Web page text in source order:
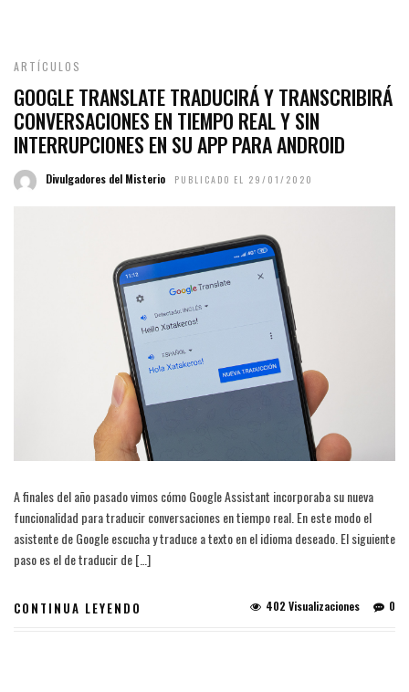
ARTÍCULOS
GOOGLE TRANSLATE TRADUCIRÁ Y TRANSCRIBIRÁ
CONVERSACIONES EN TIEMPO REAL Y SIN
INTERRUPCIONES EN SU APP PARA ANDROID
Divulgadores del Misterio PUBLICADO EL 29/01/2020
A finales del año pasado vimos cómo Google Assistant incorporaba su nueva
funcionalidad para traducir conversaciones en tiempo real. En este modo el
asistente de Google escucha y traduce a texto en el idioma deseado. El siguiente
paso es el de traducir de […]
CONTINUA LEYENDO 0
402 Visualizaciones